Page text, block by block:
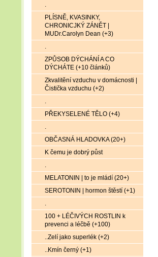
.
PLÍSNĚ, KVASINKY,
CHRONICJKÝ ZÁNĚT |
MUDr.Carolyn Dean (+3)
.
ZPŮSOB DÝCHÁNÍ A CO
DÝCHÁTE (+10 článků)
Zkvalitění vzduchu v domácnosti |
Čistička vzduchu (+2)
.
PŘEKYSELENÉ TĚLO (+4)
.
OBČASNÁ HLADOVKA (20+)
K čemu je dobrý půst
.
MELATONIN | to je mládí (20+)
SEROTONIN | hormon štěstí (+1)
.
100 + LÉČIVÝCH ROSTLIN k
prevenci a léčbě (+100)
..Zelí jako superlék (+2)
..Kmín černý (+1)